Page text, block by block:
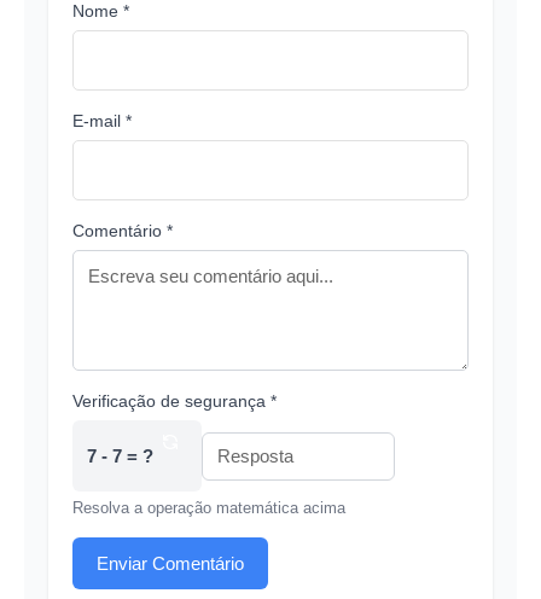
Nome *
E-mail *
Comentário *
Verificação de segurança *
7 - 7 = ?
Resolva a operação matemática acima
Enviar Comentário